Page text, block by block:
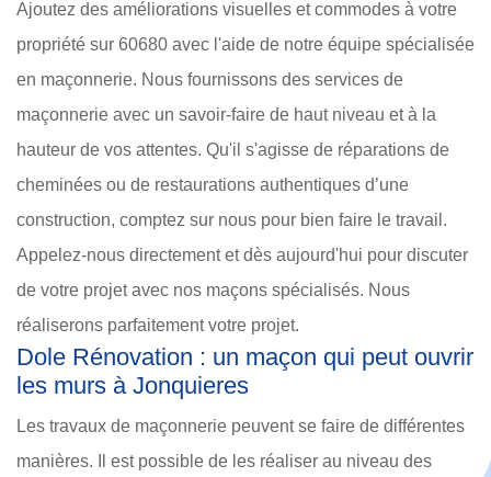
Ajoutez des améliorations visuelles et commodes à votre
propriété sur 60680 avec l'aide de notre équipe spécialisée
en maçonnerie. Nous fournissons des services de
maçonnerie avec un savoir-faire de haut niveau et à la
hauteur de vos attentes. Qu'il s'agisse de réparations de
cheminées ou de restaurations authentiques d’une
construction, comptez sur nous pour bien faire le travail.
Appelez-nous directement et dès aujourd'hui pour discuter
de votre projet avec nos maçons spécialisés. Nous
réaliserons parfaitement votre projet.
Dole Rénovation : un maçon qui peut ouvrir
les murs à Jonquieres
Les travaux de maçonnerie peuvent se faire de différentes
manières. Il est possible de les réaliser au niveau des